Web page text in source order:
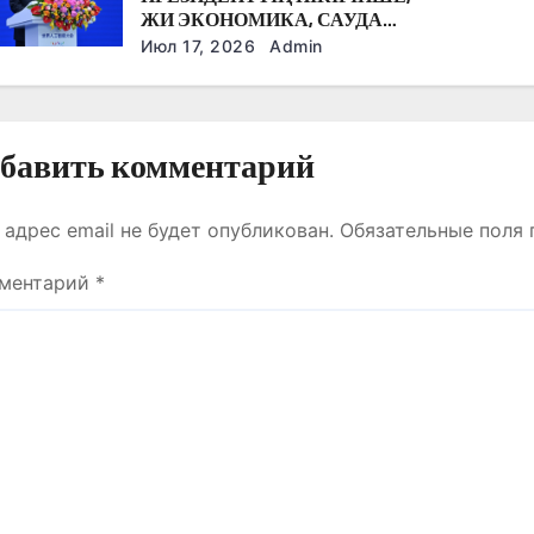
ЖИ ЭКОНОМИКА, САУДА
ЖӘНЕ ЖАҺАНДЫҚ ӨЗАРА
БОЛАШАҒЫН
ИНФРАҚҰРЫЛЫМЫ БАР
САЛАҒА АЙНАЛЫП КЕЛЕДІ
Июл 17, 2026 Admin
комментарий
email не будет опубликован. Обязательные поля
*